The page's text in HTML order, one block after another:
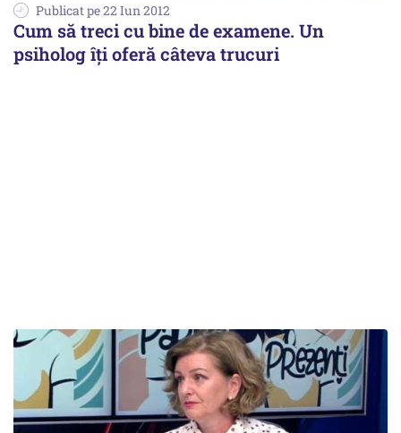
Publicat pe 22 Iun 2012
Cum să treci cu bine de examene. Un
psiholog îți oferă câteva trucuri